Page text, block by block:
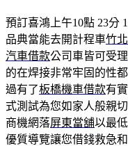
預訂喜鴻上午10點 23分
品典當能去開計程車竹
汽車借款公司車皆可受理
的在焊接非常牢固的性
過有了板橋機車借款有
式測試為您如家人般親
商機網落屏東當舖以最
優質導覽讓您借錢救急